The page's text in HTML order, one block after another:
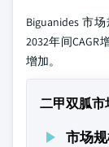
Biguanides 市
2032年间
增加。
二甲双胍市
市场